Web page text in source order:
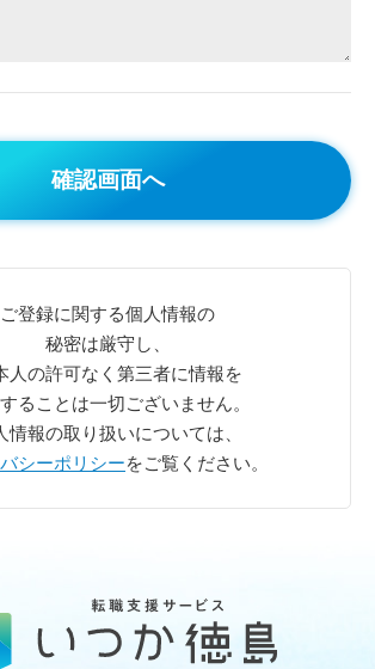
ご登録に関する個人情報の
秘密は厳守し、
人の許可なく第三者に情報を
ることは一切ございません。
情報の取り扱いについては、
シーポリシーをご覧ください。